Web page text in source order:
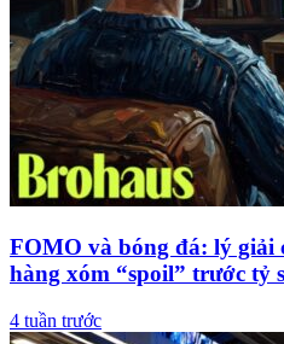
FOMO và bóng đá: lý giải
hàng xóm “spoil” trước tỷ
4 tuần trước